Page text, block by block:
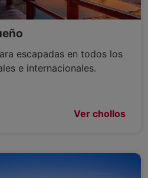
escapadas en todos los
e internacionales.
Ver chollos